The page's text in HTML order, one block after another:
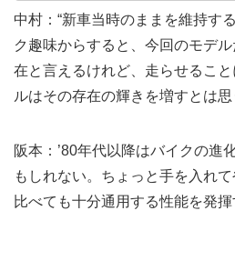
中村：“新車当時のままを維持す
ク趣味からすると、今回のモデ
在と言えるけれど、走らせるこ
ルはその存在の輝きを増すとは思
阪本：’80年代以降はバイクの進
もしれない。ちょっと手を入れ
比べても十分通用する性能を発揮